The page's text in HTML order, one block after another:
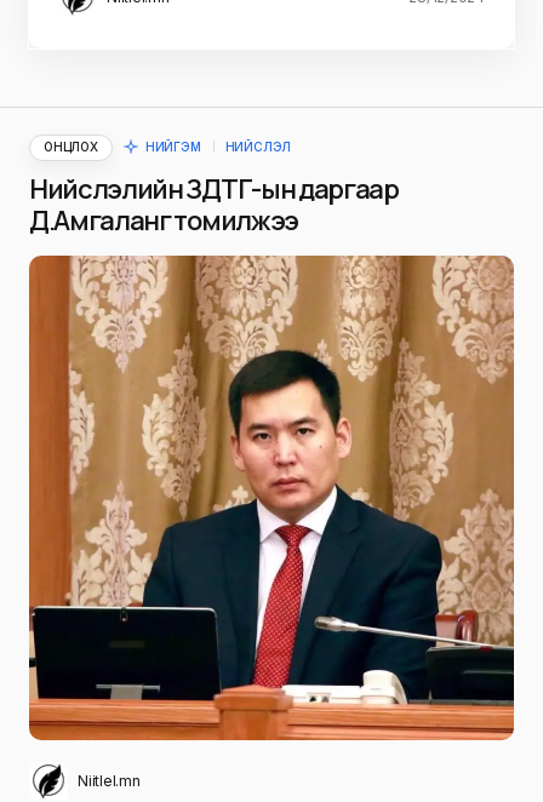
ОНЦЛОХ НИЙГЭМ НИЙСЛЭЛ
Нийслэлийн ЗДТГ-ын даргаар
Д.Амгаланг томилжээ
Niitlel.mn